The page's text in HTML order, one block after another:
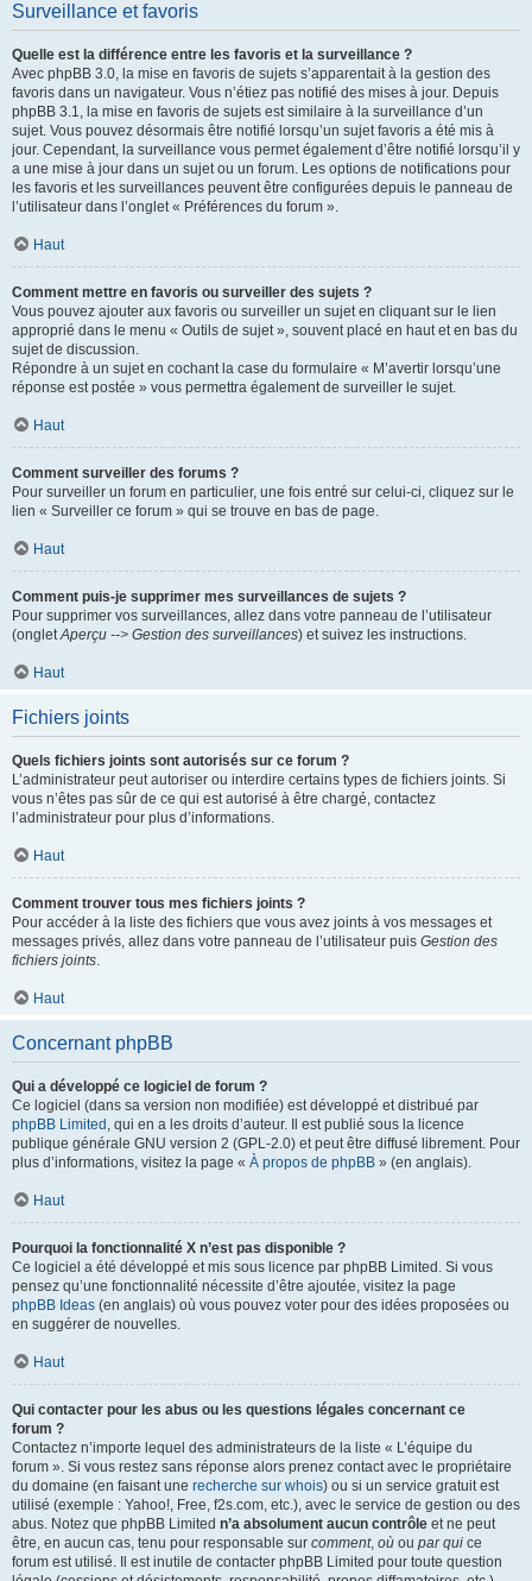
Surveillance et favoris
Quelle est la différence entre les favoris et la surveillance ?
Avec phpBB 3.0, la mise en favoris de sujets s’apparentait à la gestion des
favoris dans un navigateur. Vous n’étiez pas notifié des mises à jour. Depuis
phpBB 3.1, la mise en favoris de sujets est similaire à la surveillance d’un
sujet. Vous pouvez désormais être notifié lorsqu’un sujet favoris a été mis à
jour. Cependant, la surveillance vous permet également d’être notifié lorsqu’il y
a une mise à jour dans un sujet ou un forum. Les options de notifications pour
les favoris et les surveillances peuvent être configurées depuis le panneau de
l’utilisateur dans l’onglet « Préférences du forum ».
Haut
Comment mettre en favoris ou surveiller des sujets ?
Vous pouvez ajouter aux favoris ou surveiller un sujet en cliquant sur le lien
approprié dans le menu « Outils de sujet », souvent placé en haut et en bas du
sujet de discussion.
Répondre à un sujet en cochant la case du formulaire « M’avertir lorsqu’une
réponse est postée » vous permettra également de surveiller le sujet.
Haut
Comment surveiller des forums ?
Pour surveiller un forum en particulier, une fois entré sur celui-ci, cliquez sur le
lien « Surveiller ce forum » qui se trouve en bas de page.
Haut
Comment puis-je supprimer mes surveillances de sujets ?
Pour supprimer vos surveillances, allez dans votre panneau de l’utilisateur
(ongletAperçu --> Gestion des surveillances) et suivez les instructions.
Haut
Fichiers joints
Quels fichiers joints sont autorisés sur ce forum ?
L’administrateur peut autoriser ou interdire certains types de fichiers joints. Si
vous n’êtes pas sûr de ce qui est autorisé à être chargé, contactez
l’administrateur pour plus d’informations.
Haut
Comment trouver tous mes fichiers joints ?
Pour accéder à la liste des fichiers que vous avez joints à vos messages et
messages privés, allez dans votre panneau de l’utilisateur puis Gestion des
fichiers joints.
Haut
Concernant phpBB
Qui a développé ce logiciel de forum ?
Ce logiciel (dans sa version non modifiée) est développé et distribué par
phpBB Limited , qui en a les droits d’auteur. Il est publié sous la licence
publique générale GNU version 2 (GPL-2.0) et peut être diffusé librement. Pour
plus d’informations, visitez la page « À propos de phpBB » (en anglais).
Haut
Pourquoi la fonctionnalité X n’est pas disponible ?
Ce logiciel a été développé et mis sous licence par phpBB Limited. Si vous
pensez qu’une fonctionnalité nécessite d’être ajoutée, visitez la page
phpBB Ideas (en anglais) où vous pouvez voter pour des idées proposées ou
en suggérer de nouvelles.
Haut
Qui contacter pour les abus ou les questions légales concernant ce
forum ?
Contactez n’importe lequel des administrateurs de la liste « L’équipe du
forum ». Si vous restez sans réponse alors prenez contact avec le propriétaire
du domaine (en faisant une recherche sur whois) ou si un service gratuit est
utilisé (exemple : Yahoo!, Free, f2s.com, etc.), avec le service de gestion ou des
abus. Notez que phpBB Limited n’a absolument aucun contrôle et ne peut
être, en aucun cas, tenu pour responsable sur comment, où ou par qui ce
forum est utilisé. Il est inutile de contacter phpBB Limited pour toute question